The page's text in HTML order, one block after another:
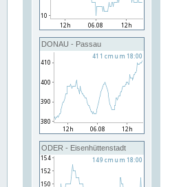
DONAU - Passau
ODER - Eisenhüttenstadt